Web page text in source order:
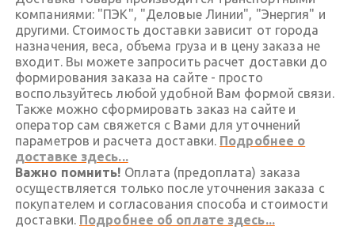
компаниями: "ПЭК", "Деловые Линии", "Энергия" и
другими. Стоимость доставки зависит от города
назначения, веса, объема груза и в цену заказа не
входит. Вы можете запросить расчет доставки до
формирования заказа на сайте - просто
воспользуйтесь любой удобной Вам формой связи.
Также можно сформировать заказ на сайте и
оператор сам свяжется с Вами для уточнений
параметров и расчета доставки. Подробнее о
доставке здесь...
Важно помнить! Оплата (предоплата) заказа
осуществляется только после уточнения заказа с
покупателем и согласования способа и стоимости
доставки. Подробнее об оплате здесь...